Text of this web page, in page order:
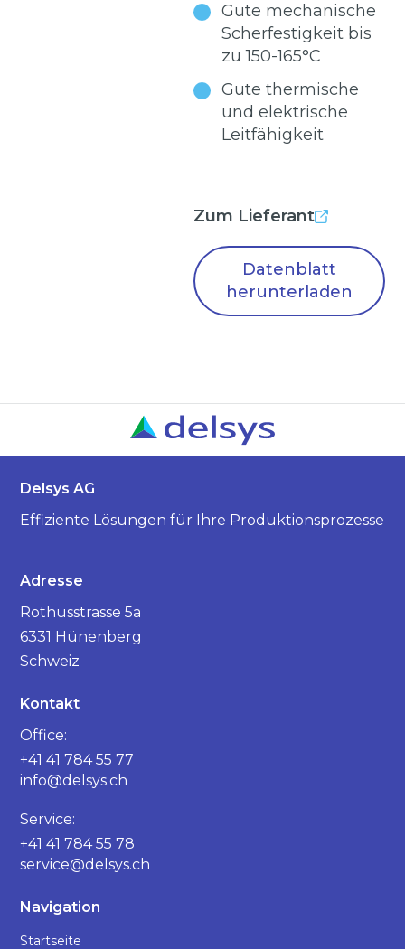
Gute mechanische
Scherfestigkeit bis
zu 150-165°C
Gute thermische
und elektrische
Leitfähigkeit
Zum Lieferant
Datenblatt
herunterladen
Delsys AG
Effiziente Lösungen für Ihre Produktionsprozesse
Adresse
Rothusstrasse 5a
6331 Hünenberg
Schweiz
Kontakt
Office:
+41 41 784 55 77
info@delsys.ch
Service:
+41 41 784 55 78
service@delsys.ch
Navigation
Startseite